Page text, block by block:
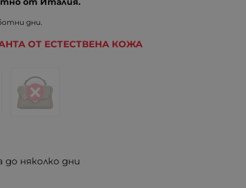
дни.
ОТ ЕСТЕСТВЕНА КОЖА
до няколко дни